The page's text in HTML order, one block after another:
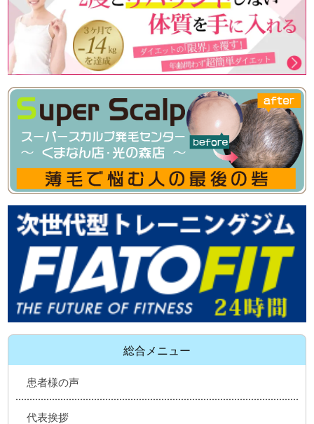
総合メニュー
患者様の声
代表挨拶